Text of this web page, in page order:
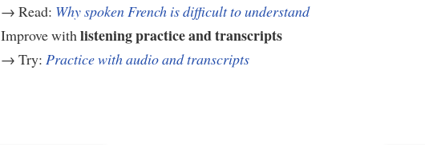
→ Read: Why spoken French is difficult to understand
Improve with listening practice and transcripts
→ Try: Practice with audio and transcripts